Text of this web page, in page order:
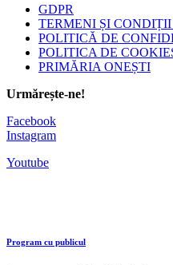
GDPR
TERMENI ȘI
POLITICĂ DE
POLITICA DE
PRIMĂRIA ONEȘTI
Urmărește-ne!
Facebook
Instagram
Youtube
Program cu publicul